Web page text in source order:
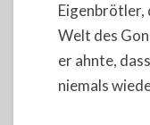
Eigenbrötler,
Welt des
er ahnte,
niemals